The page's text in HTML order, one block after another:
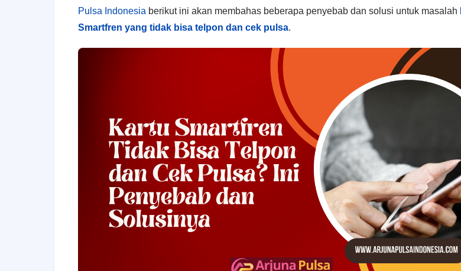
Pulsa Indonesia berikut ini akan membahas beberapa penyebab dan solusi untuk masalah
Smartfren yang tidak bisa telpon dan cek pulsa.